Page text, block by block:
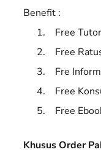
Benefit :
Free
Free
Fre
Free
Free
Khusus Order